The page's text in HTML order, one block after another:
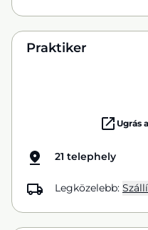
Praktiker
Ugrás
21 telephely
Legközelebb: